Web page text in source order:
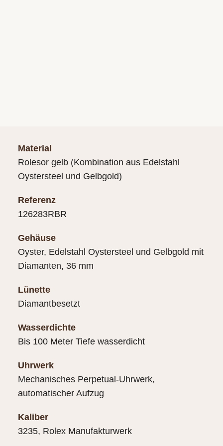
Material
Rolesor gelb (Kombination aus Edelstahl
Oystersteel und Gelbgold)
Referenz
126283RBR
Gehäuse
Oyster, Edelstahl Oystersteel und Gelbgold mit
Diamanten, 36 mm
Lünette
Diamantbesetzt
Wasserdichte
Bis 100 Meter Tiefe wasserdicht
Uhrwerk
Mechanisches Perpetual-Uhrwerk,
automatischer Aufzug
Kaliber
3235, Rolex Manufakturwerk